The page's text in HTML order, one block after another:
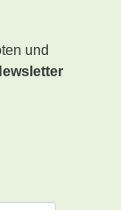
und